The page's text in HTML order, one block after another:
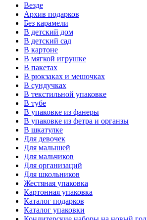
Везде
Архив подарков
Без карамели
В детский дом
В детский сад
В картоне
В мягкой игрушке
В пакетах
В рюкзаках и мешочках
В сундучках
В текстильной упаковке
В тубе
В упаковке из фанеры
В упаковке из фетра и органзы
В шкатулке
Для девочек
Для малышей
Для мальчиков
Для организаций
Для школьников
Жестяная упаковка
Картонная упаковка
Каталог подарков
Каталог упаковки